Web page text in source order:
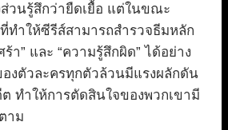
วนรู้สึกว่ายืดเยื้อ แต่ในขณะ
ทำให้ซีรีส์สามารถสำรวจธีมหลัก
ร้า” และ “ความรู้สึกผิด” ได้อย่าง
งตัวละครทุกตัวล้วนมีแรงผลักดัน
ทำให้การตัดสินใจของพวกเขามี
าม